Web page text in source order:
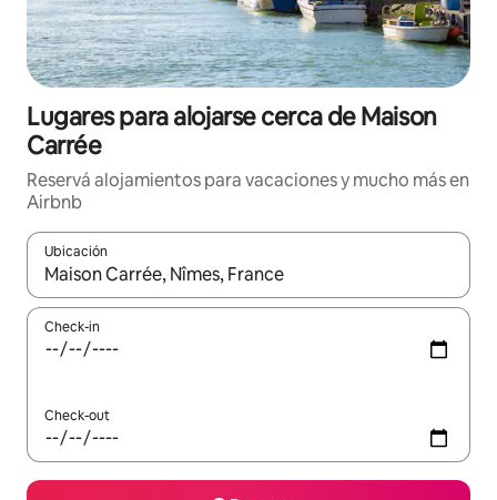
Lugares para alojarse cerca de Maison
Carrée
Reservá alojamientos para vacaciones y mucho más en
Airbnb
Ubicación
Cuando los resultados estén disponibles, navegá con las
Check-in
Check-out